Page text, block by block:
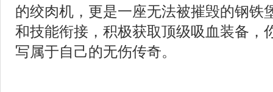
的绞肉机，更是一座无法被摧毁的钢铁
和技能衔接，积极获取顶级吸血装备，
写属于自己的无伤传奇。